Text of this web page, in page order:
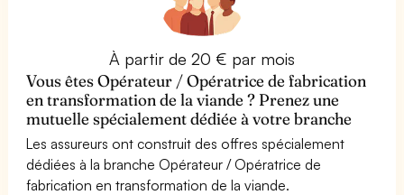
À partir de 20 € par mois
Vous êtes Opérateur / Opératrice de fabrication
en transformation de la viande ? Prenez une
mutuelle spécialement dédiée à votre branche
Les assureurs ont construit des offres spécialement
dédiées à la branche Opérateur / Opératrice de
fabrication en transformation de la viande.